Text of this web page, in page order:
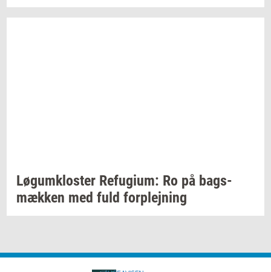
Løgum­klo­ster Re­fu­gi­um: Ro på bags­
mæk­ken med fuld for­plej­ning